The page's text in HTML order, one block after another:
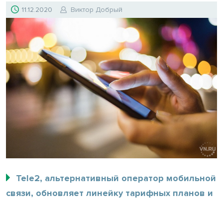
11.12.2020 Виктор Добрый
Tele2, альтернативный оператор мобильной
связи, обновляет линейку тарифных планов и